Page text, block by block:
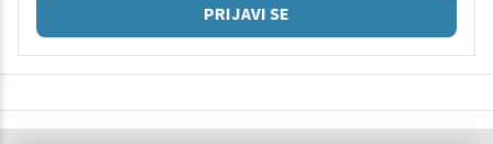
PRIJAVI SE